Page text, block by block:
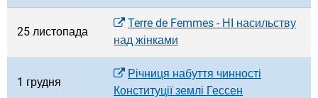
25 листопада
Terre de Femmes - НІ насильству
над жінками
1 грудня
Річниця набуття чинності
Конституції землі Гессен